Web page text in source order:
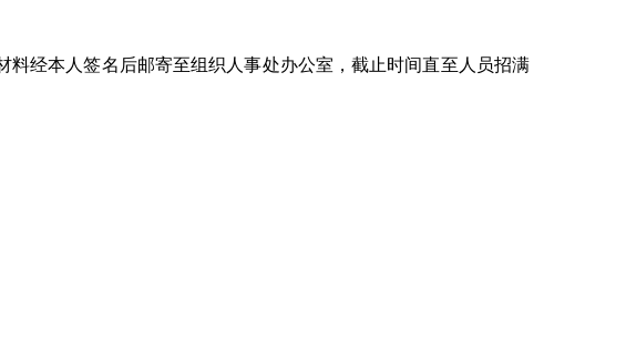
料经本人签名后邮寄至组织人事处办公室，截止时间直至人员招满